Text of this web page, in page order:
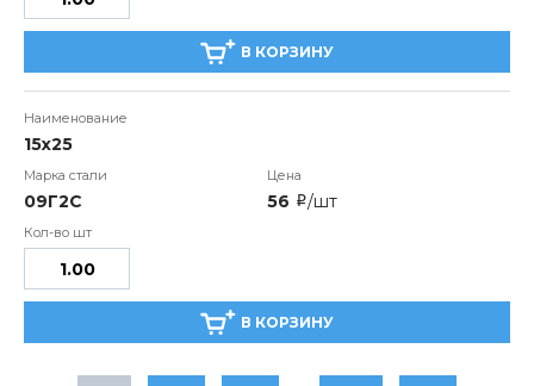
В КОРЗИНУ
15х25
09Г2С 56 i/шт
В КОРЗИНУ